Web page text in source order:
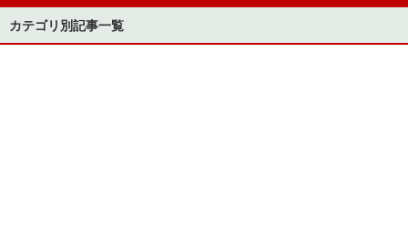
カテゴリ別記事一覧